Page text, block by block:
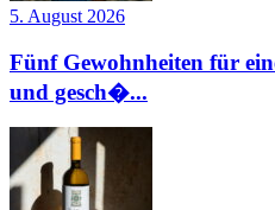
5. August 2026
Fünf Gewohnheiten für
und gesch�...